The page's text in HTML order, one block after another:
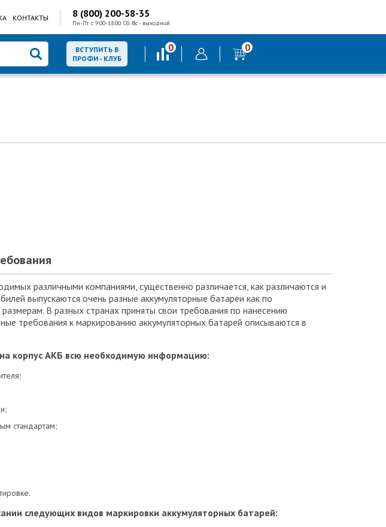
КОНТАКТЫ 8 (800) 200-58-35
Пн-Пт с 9:00-18:00. Сб. Вс - выходной
ВСТУПИТЬ В
ПРОФИ - КЛУБ
0 0
различными компаниями, существенно различается, как различаются и
выпускаются очень разные аккумуляторные батареи как по
В разных странах приняты свои требования по нанесению
требования к маркированию аккумуляторных батарей описываются в
корпус АКБ всю необходимую информацию:
стандартам;
следующих видов маркировки аккумуляторных батарей: